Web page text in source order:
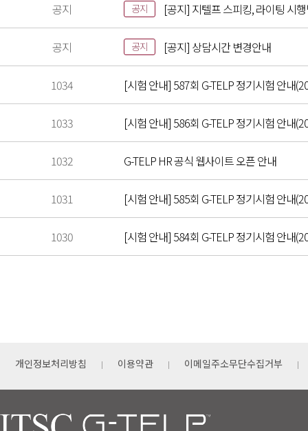
공지 공지 [공지] 지텔프 스피킹, 라이팅 시
공지 공지 [공지] 상담시간 변경안내
1034 [시험 안내] 587회 G-TELP 정기시험 안내
1033 [시험 안내] 586회 G-TELP 정기시험 안내
1032 G-TELP HR 공식 웹사이트 오픈 안내
1031 [시험 안내] 585회 G-TELP 정기시험 안내
1030 [시험 안내] 584회 G-TELP 정기시험 안내
개인정보처리방침 이용약관 이메일주소무단수집거부